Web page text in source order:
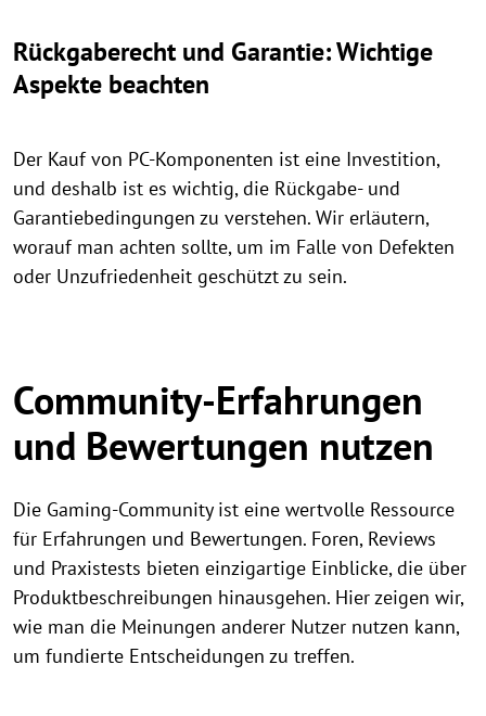
Rückgaberecht und Garantie: Wichtige
Aspekte beachten
Der Kauf von PC-Komponenten ist eine Investition,
und deshalb ist es wichtig, die Rückgabe- und
Garantiebedingungen zu verstehen. Wir erläutern,
worauf man achten sollte, um im Falle von Defekten
oder Unzufriedenheit geschützt zu sein.
Community-Erfahrungen
und Bewertungen nutzen
Die Gaming-Community ist eine wertvolle Ressource
für Erfahrungen und Bewertungen. Foren, Reviews
und Praxistests bieten einzigartige Einblicke, die über
Produktbeschreibungen hinausgehen. Hier zeigen wir,
wie man die Meinungen anderer Nutzer nutzen kann,
um fundierte Entscheidungen zu treffen.